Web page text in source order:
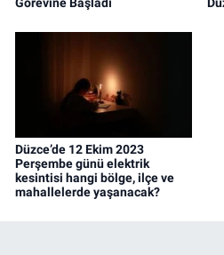
Düzce’de 12 Ekim 2023
Perşembe günü elektrik
kesintisi hangi bölge, ilçe ve
mahallelerde yaşanacak?